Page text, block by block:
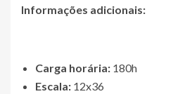
Informações adicionais:
Carga horária: 180h
Escala: 12x36